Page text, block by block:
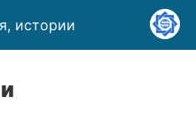
истории